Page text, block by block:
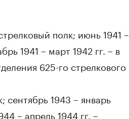
полк; июнь 1941 –
1941 – март 1942 гг. – в
625-го стрелкового
сентябрь 1943 – январь
– апрель 1944 гг. –